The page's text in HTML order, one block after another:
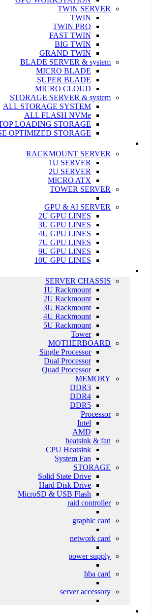
TWIN SERVER
TWIN
TWIN PRO
FAST TWIN
BIG TWIN
GRAND TWIN
BLADE SERVER & system
MICRO BLADE
SUPER BLADE
MICRO CLOUD
STORAGE SERVER & system
ALL STORAGE SYSTEM
ALL FLASH NVMe
LOADING STORAGE
OPTIMIZED STORAGE
RACKMOUNT SERVER
1U SERVER
2U SERVER
MICRO ATX
TOWER SERVER
GPU & AI SERVER
2U GPU LINES
3U GPU LINES
4U GPU LINES
7U GPU LINES
9U GPU LINES
10U GPU LINES
SERVER CHASSIS
1U Rackmount
2U Rackmount
3U Rackmount
4U Rackmount
5U Rackmount
Tower
MOTHERBOARD
Single Processor
Dual Processor
Quad Processor
MEMORY
DDR3
DDR4
DDR5
Processor
Intel
AMD
heatsink & fan
CPU Heatsink
System Fan
STORAGE
Solid State Drive
Hard Disk Drive
MicroSD & USB Flash
raid controller
graphic card
network card
power supply
hba card
server accessory